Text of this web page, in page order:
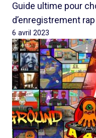
Guide ultime pour
d’enregistrement rap
6 avril 2023